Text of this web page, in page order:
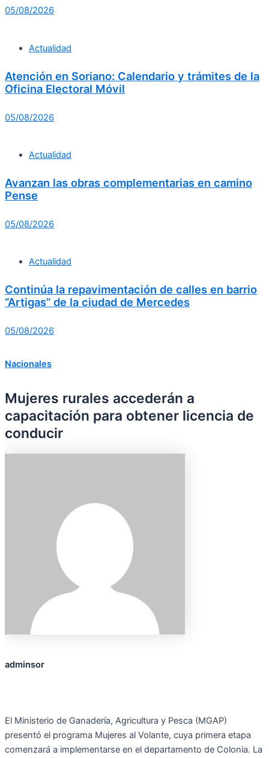
05/08/2026
Actualidad
Atención en Soriano: Calendario y trámites de la
Oficina Electoral Móvil
05/08/2026
Actualidad
Avanzan las obras complementarias en camino
Pense
05/08/2026
Actualidad
Continúa la repavimentación de calles en barrio
“Artigas” de la ciudad de Mercedes
05/08/2026
Nacionales
Mujeres rurales accederán a
capacitación para obtener licencia de
conducir
adminsor
El Ministerio de Ganadería, Agricultura y Pesca (MGAP)
presentó el programa Mujeres al Volante, cuya primera etapa
comenzará a implementarse en el departamento de Colonia. La